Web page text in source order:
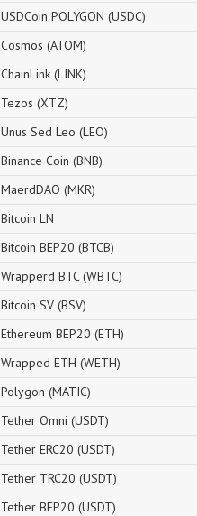
USDCoin POLYGON (USDC)
Cosmos (ATOM)
ChainLink (LINK)
Tezos (XTZ)
Unus Sed Leo (LEO)
Binance Coin (BNB)
MaerdDAO (MKR)
Bitcoin LN
Bitcoin BEP20 (BTCB)
Wrapperd BTC (WBTC)
Bitcoin SV (BSV)
Ethereum BEP20 (ETH)
Wrapped ETH (WETH)
Polygon (MATIC)
Tether Omni (USDT)
Tether ERC20 (USDT)
Tether TRC20 (USDT)
Tether BEP20 (USDT)